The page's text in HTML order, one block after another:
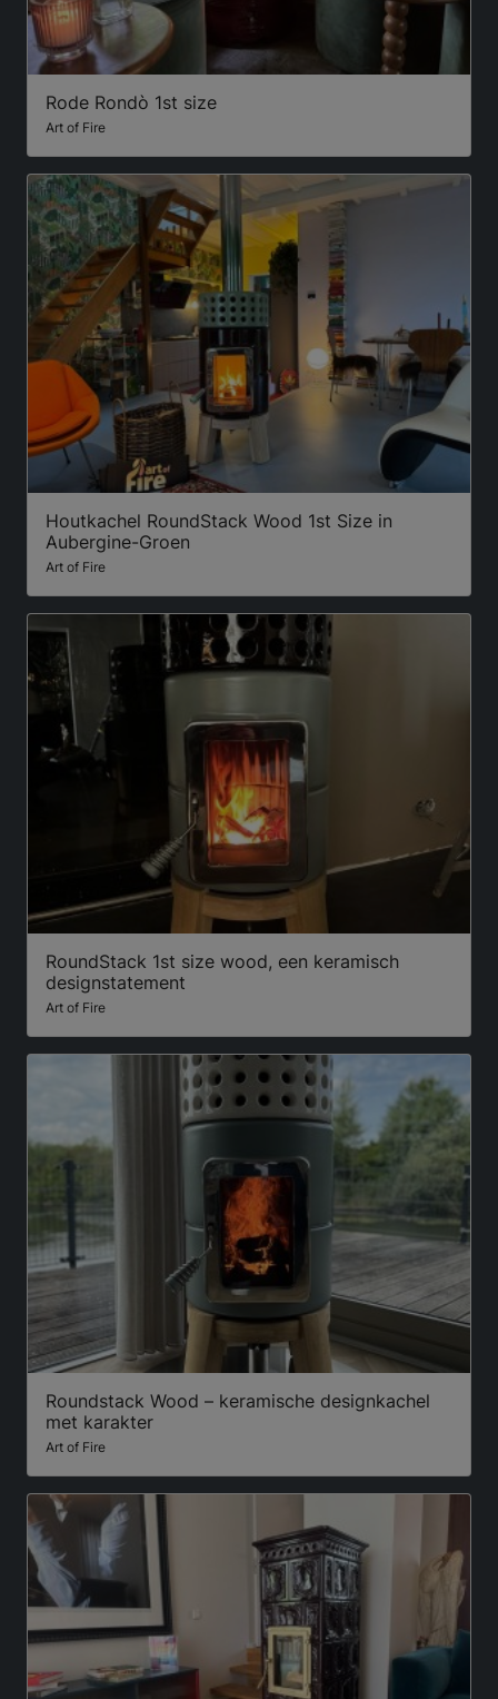
Rode Rondò 1st size
Art of Fire
Houtkachel RoundStack Wood 1st Size in
Aubergine-Groen
Art of Fire
RoundStack 1st size wood, een keramisch
designstatement
Art of Fire
Roundstack Wood – keramische designkachel
met karakter
Art of Fire